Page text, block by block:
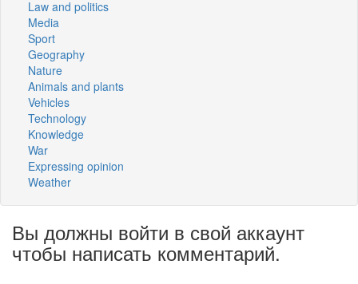
Law and politics
Media
Sport
Geography
Nature
Animals and plants
Vehicles
Technology
Knowledge
War
Expressing opinion
Weather
Вы должны войти в свой аккаунт
чтобы написать комментарий.